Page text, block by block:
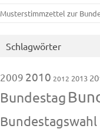
Musterstimmzettel zur
Schlagwörter
2009 2010 2012 2013
Bundestag
Bundestagswahl